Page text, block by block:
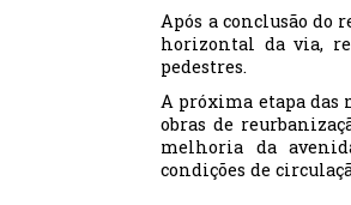
Após a conclusão do
horizontal da via,
pedestres.
A próxima etapa das
obras de
melhoria da
condições de